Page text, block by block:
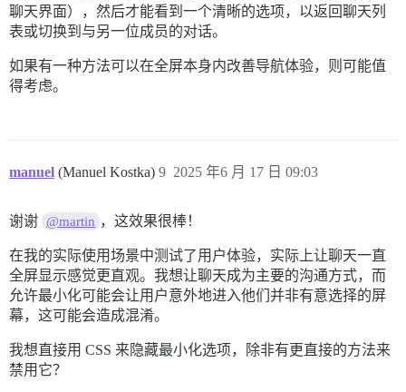
聊天界面），然后才能看到一个清晰的选项，以返回聊天列
表或切换到与另一位成员的对话。
如果有一种方法可以在全屏本身内改善导航体验，则可能值
得考虑。
manuel (Manuel Kostka) 2025 年6 月 17 日 09:03
9
谢谢 @martin ，这效果很棒！
在我的实际使用场景中测试了用户体验，实际上让聊天一直
全屏显示感觉更直观。我想让聊天成为主要的沟通方式，而
允许最小化可能会让用户意外地进入他们并非有意选择的屏
幕，这可能会造成混淆。
我想直接用 CSS 来隐藏最小化选项，除非有更直接的方法来
禁用它？